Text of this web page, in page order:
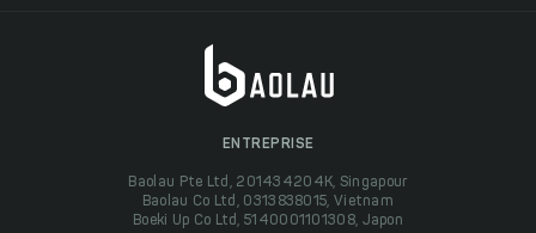
ENTREPRISE
Baolau Pte Ltd, 201434204K, Singapour
Baolau Co Ltd, 0313838015, Vietnam
Boeki Up Co Ltd, 5140001101308, Japon